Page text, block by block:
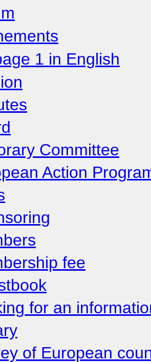
1 in English
Committee
Action
fee
for an
of European